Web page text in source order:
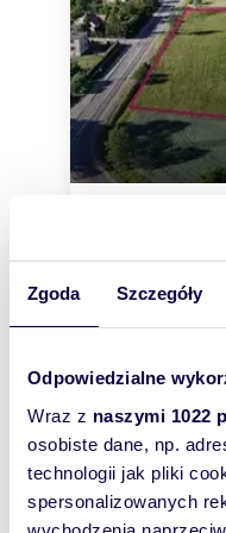
Zgoda Szczegóły
Odpowiedzialne
Wraz z naszymi 1022
osobiste dane, np.
technologii jak pliki
spersonalizowanych